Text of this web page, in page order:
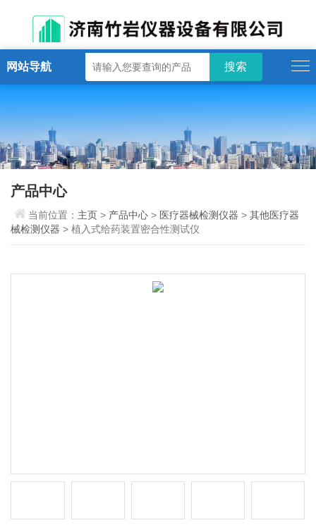
网站导航
产品中心
当前位置： 主页> 产品中心 > 医疗器械检测仪器 >其他医疗器
械检测仪器 > 植入式给药装置密合性测试仪